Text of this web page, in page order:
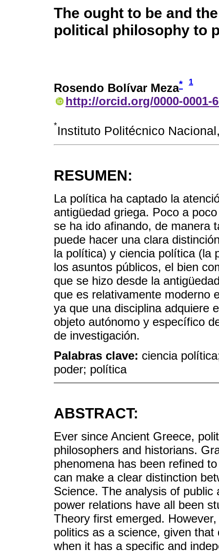
The ought to be and
political philosophy to
Rosendo Bolívar Meza* 1
http://orcid.org/0000-0001-
*Instituto Politécnico
RESUMEN:
La política ha captado la
antigüedad griega. Poco a
se ha ido afinando, de manera
puede hacer una clara
la política) y ciencia política (la
los asuntos públicos, el bien
que se hizo desde la
que es relativamente moderno
ya que una disciplina adquiere
objeto autónomo y específico
de investigación.
Palabras clave: ciencia
poder; política
ABSTRACT:
Ever since Ancient Greece,
philosophers and historians.
phenomena has been refined
can make a clear distinction
Science. The analysis of
power relations have all been
Theory first emerged.
politics as a science, given
when it has a specific and